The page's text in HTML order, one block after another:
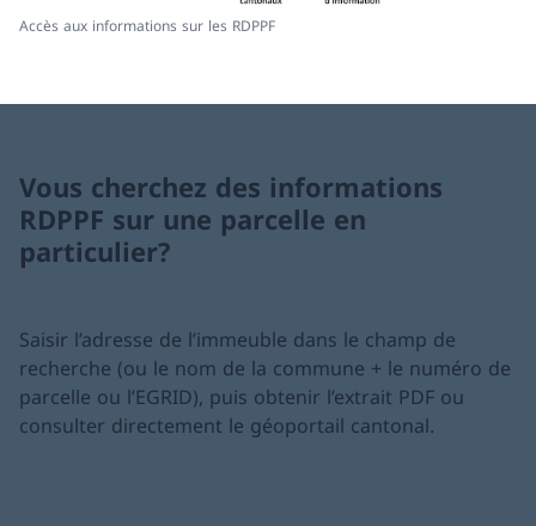
Accès aux informations sur les RDPPF
Vous cherchez des informations
RDPPF sur une parcelle en
particulier?
Saisir l’adresse de l’immeuble dans le champ de
recherche (ou le nom de la commune + le numéro de
parcelle ou l’EGRID), puis obtenir l’extrait PDF ou
consulter directement le géoportail cantonal.